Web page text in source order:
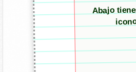
Abajo